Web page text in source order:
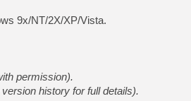
[Mo5] DOOM arrive en
[GK] Bethesda fête les 30
[GK] Roblox : l'action en
9x/NT/2X/XP/Vista.
permission).
history for full details).